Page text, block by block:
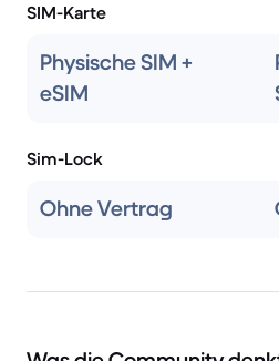
SIM-Karte
Physische SIM +
eSIM
Sim-Lock
Ohne Vertrag